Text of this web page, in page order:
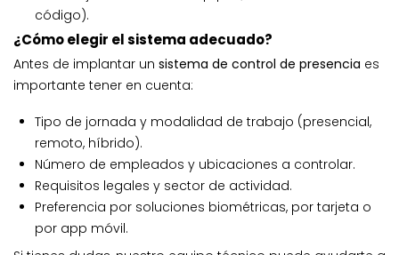
código).
¿Cómo elegir el sistema adecuado?
Antes de implantar un sistema de control de presencia es
importante tener en cuenta:
Tipo de jornada y modalidad de trabajo (presencial,
remoto, híbrido).
Número de empleados y ubicaciones a controlar.
Requisitos legales y sector de actividad.
Preferencia por soluciones biométricas, por tarjeta o
por app móvil.